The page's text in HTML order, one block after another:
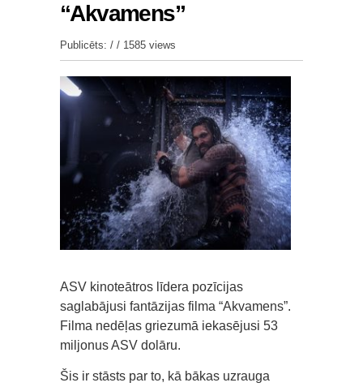
“Akvamens”
Publicēts: / / 1585 views
ASV kinoteātros līdera pozīcijas
saglabājusi fantāzijas filma “Akvamens”.
Filma nedēļas griezumā iekasējusi 53
miljonus ASV dolāru.
Šis ir stāsts par to, kā bākas uzrauga